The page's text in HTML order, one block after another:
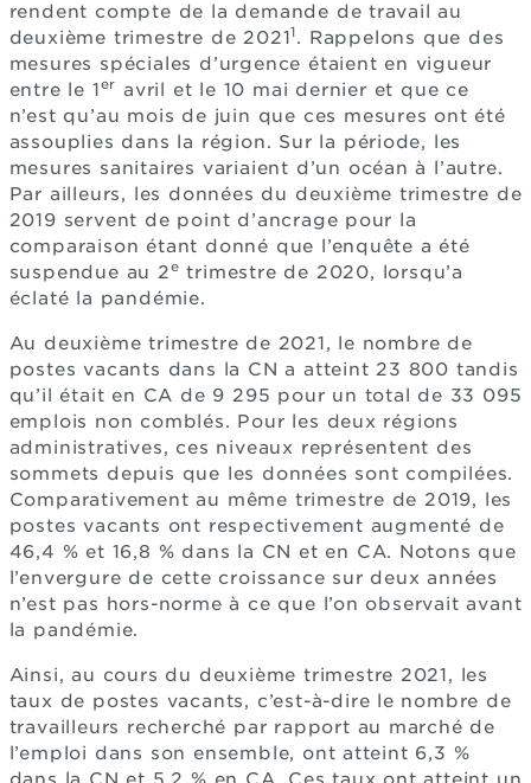
rendent compte de la demande de travail au
deuxième trimestre de 20211. Rappelons que des
mesures spéciales d’urgence étaient en vigueur
entre le 1er avril et le 10 mai dernier et que ce
n’est qu’au mois de juin que ces mesures ont été
assouplies dans la région. Sur la période, les
mesures sanitaires variaient d’un océan à l’autre.
Par ailleurs, les données du deuxième trimestre de
2019 servent de point d’ancrage pour la
comparaison étant donné que l’enquête a été
suspendue au 2e trimestre de 2020, lorsqu’a
éclaté la pandémie.
Au deuxième trimestre de 2021, le nombre de
postes vacants dans la CN a atteint 23 800 tandis
qu’il était en CA de 9 295 pour un total de 33 095
emplois non comblés. Pour les deux régions
administratives, ces niveaux représentent des
sommets depuis que les données sont compilées.
Comparativement au même trimestre de 2019, les
postes vacants ont respectivement augmenté de
46,4 % et 16,8 % dans la CN et en CA. Notons que
l’envergure de cette croissance sur deux années
n’est pas hors-norme à ce que l’on observait avant
la pandémie.
Ainsi, au cours du deuxième trimestre 2021, les
taux de postes vacants, c’est-à-dire le nombre de
travailleurs recherché par rapport au marché de
l’emploi dans son ensemble, ont atteint 6,3 %